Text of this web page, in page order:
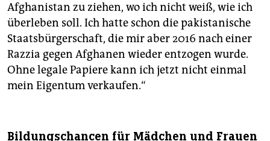
Afghanistan zu ziehen, wo ich nicht weiß, wie ich
überleben soll. Ich hatte schon die pakistanische
Staatsbürgerschaft, die mir aber 2016 nach einer
Razzia gegen Afghanen wieder entzogen wurde.
Ohne legale Papiere kann ich jetzt nicht einmal
mein Eigentum verkaufen.“
Bildungschancen für Mädchen und Frauen